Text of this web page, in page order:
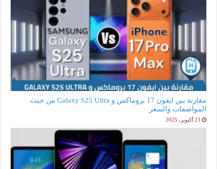
مقارنة بين ايفون 17 بروماكس و Galaxy S25 Ultra من حيث
المواصفات والسعر
23 أكتوبر، 2025